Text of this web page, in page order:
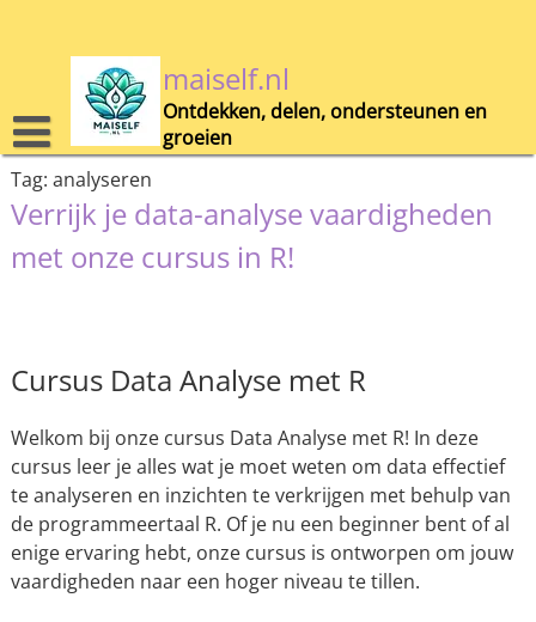
maiself.nl
Ontdekken, delen, ondersteunen en
groeien
Tag: analyseren
Verrijk je data-analyse vaardigheden
met onze cursus in R!
Cursus Data Analyse met R
Welkom bij onze cursus Data Analyse met R! In deze
cursus leer je alles wat je moet weten om data effectief
te analyseren en inzichten te verkrijgen met behulp van
de programmeertaal R. Of je nu een beginner bent of al
enige ervaring hebt, onze cursus is ontworpen om jouw
vaardigheden naar een hoger niveau te tillen.